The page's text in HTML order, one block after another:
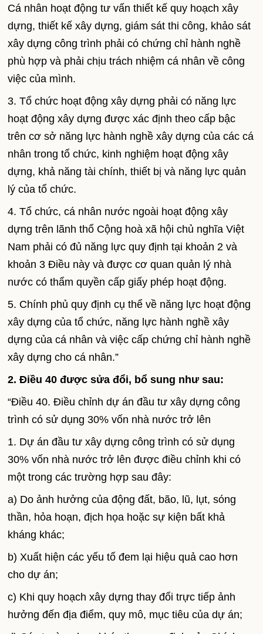
Cá nhân hoạt động tư vấn thiết kế quy hoạch xây
dựng, thiết kế xây dựng, giám sát thi công, khảo sát
xây dựng công trình phải có chứng chỉ hành nghề
phù hợp và phải chịu trách nhiệm cá nhân về công
việc của mình.
3. Tổ chức hoạt động xây dựng phải có năng lực
hoạt động xây dựng được xác định theo cấp bậc
trên cơ sở năng lực hành nghề xây dựng của các cá
nhân trong tổ chức, kinh nghiệm hoạt động xây
dựng, khả năng tài chính, thiết bị và năng lực quản
lý của tổ chức.
4. Tổ chức, cá nhân nước ngoài hoạt động xây
dựng trên lãnh thổ Cộng hoà xã hội chủ nghĩa Việt
Nam phải có đủ năng lực quy định tại khoản 2 và
khoản 3 Điều này và được cơ quan quản lý nhà
nước có thẩm quyền cấp giấy phép hoạt động.
5. Chính phủ quy định cụ thể về năng lực hoạt động
xây dựng của tổ chức, năng lực hành nghề xây
dựng của cá nhân và việc cấp chứng chỉ hành nghề
xây dựng cho cá nhân.”
2. Điều 40 được sửa đổi, bổ sung như sau:
“Điều 40. Điều chỉnh dự án đầu tư xây dựng công
trình có sử dụng 30% vốn nhà nước trở lên
1. Dự án đầu tư xây dựng công trình có sử dụng
30% vốn nhà nước trở lên được điều chỉnh khi có
một trong các trường hợp sau đây:
a) Do ảnh hưởng của động đất, bão, lũ, lụt, sóng
thần, hỏa hoạn, địch họa hoặc sự kiện bất khả
kháng khác;
b) Xuất hiện các yếu tố đem lại hiệu quả cao hơn
cho dự án;
c) Khi quy hoạch xây dựng thay đổi trực tiếp ảnh
hưởng đến địa điểm, quy mô, mục tiêu của dự án;